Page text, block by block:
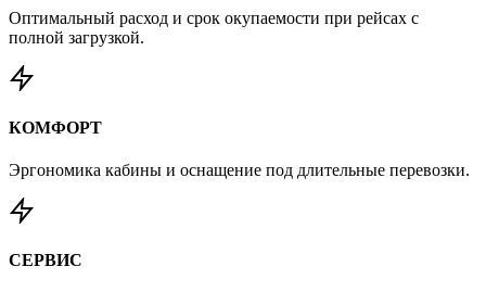
Оптимальный расход и срок окупаемости при рейсах с
полной загрузкой.
КОМФОРТ
Эргономика кабины и оснащение под длительные перевозки.
СЕРВИС